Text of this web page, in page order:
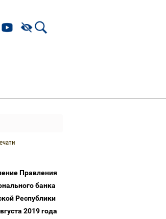
Правления
банка
Республики
2019 года